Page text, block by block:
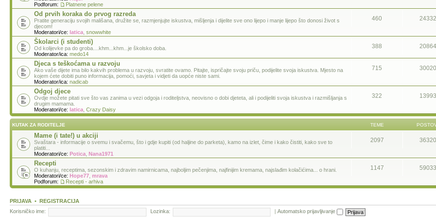
Podforum:
Platnene pelene
Od prvih koraka do prvog razreda
Pratite generaciju svojih mališana, družite se, razmjenjujte iskustva, mišljenja i dijelite sve ono lijepo i manje lijepo što donosi život s
djecom!
Moderatori/ce: latica snowwhite
460 24332
Školarci (i studenti)
Od kolijevke pa do groba....khm...khm...je školsko doba.
Moderator/ica: medo14
388 20864
Djeca s teškoćama u razvoju
Ako vaše dijete ima bilo kakvih problema u razvoju, svratite ovamo. Pitajte, ispričajte svoju priču, podijelite svoja iskustva. Mjesto na
kojem ćete dobiti puno informacija, pomoći, savjeta i vidjeti da uopće niste sami.
Moderator/ica: nadicab
715 30020
Odgoj djece
Ovdje možete pitati sve što vas zanima u vezi odgoja i roditeljstva, neovisno o dobi djeteta, ali i podijeliti svoja iskustva i razmišljanja s
drugim mamama.
Moderatori/ce: latica Crazy Daisy
322 13993
KUTAK ZA RODITELJE TEME
Mame (i tate!) u akciji
Svaštara - informacije o svemu i svačemu, što i gdje kupiti (od haljine do parketa), kamo na izlet, čime i kako čistiti, kako sve to
platiti...
Moderatori/ce: Potica Nana1971
2097 36320
Recepti
O kuhanju, receptima, sezonskim i zdravim namirnicama, najboljim pečenjima, najfinijim kremama, najslađim kolačićima... o hrani.
Moderatori/ce: Hope77 mrava
Podforum:
Recepti - arhiva
1147 59033
PRIJAVA • REGISTRACIJA
Korisničko ime:
Lozinka: |Automatsko prijavljivanje